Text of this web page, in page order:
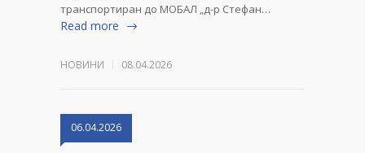
транспортиран до МОБАЛ „д-р Стефан…
Read more
НОВИНИ 08.04.2026
06.04.2026